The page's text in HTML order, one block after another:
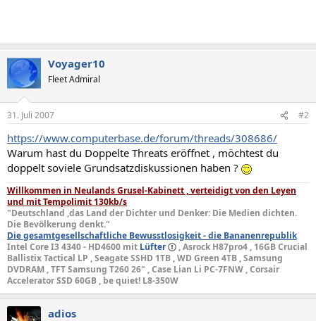
Voyager10
Fleet Admiral
31. Juli 2007 #2
https://www.computerbase.de/forum/threads/308686/
Warum hast du Doppelte Threats eröffnet , möchtest du
doppelt soviele Grundsatzdiskussionen haben ?
Willkommen in Neulands Grusel-Kabinett , verteidigt von den Leyen
und mit Tempolimit 130kb/s
"Deutschland ,das Land der Dichter und Denker: Die Medien dichten.
Die Bevölkerung denkt."
Die gesamtgesellschaftliche Bewusstlosigkeit - die Bananenrepublik
Intel Core I3 4340 - HD4600 mit Lüfter
, Asrock H87pro4 , 16GB Crucial
Ballistix Tactical LP , Seagate SSHD 1TB , WD Green 4TB , Samsung
DVDRAM , TFT Samsung T260 26" , Case Lian Li PC-7FNW , Corsair
Accelerator SSD 60GB , be quiet! L8-350W
adios